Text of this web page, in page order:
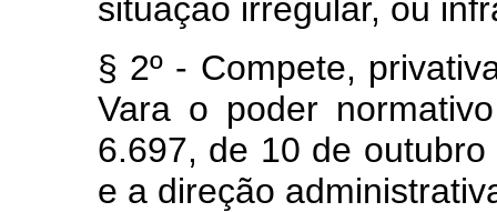
situação irregular, ou
§ 2º - Compete,
Vara o poder
6.697, de 10 de
e a direção